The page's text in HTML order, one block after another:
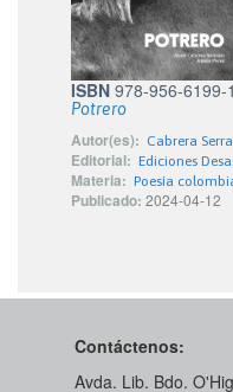
ISBN 978-956-6199-
Potrero
Autor(es): Cabrera
Editorial: Ediciones
Materia: Poesía
Publicado: 2024-04-12
Contáctenos:
Avda. Lib. Bdo.